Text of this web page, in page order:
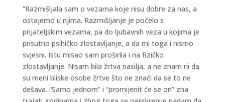
“Razmišljala sam o vezama koje nisu dobre za nas, a
ostajemo u njima. Razmišljanje je počelo s
prijateljskim vezama, pa do ljubavnih veza u kojima je
prisutno psihičko zlostavljanje, a da mi toga i nismo
svjesni. Istu misao sam proširila i na fizičko
zlostavljanje. Nisam bila žrtva nasilja, a ne znam ni da
su meni bliske osobe žrtve što ne znači da se to ne
dešava. “Samo jednom” i “promijenit će se on” zna